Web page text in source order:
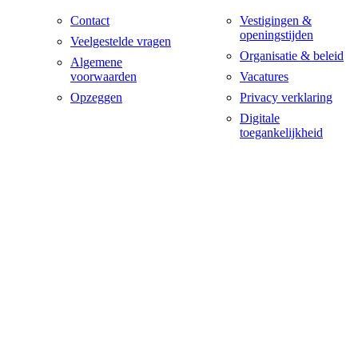
Contact
Veelgestelde vragen
Algemene
voorwaarden
Opzeggen
Vestigingen &
openingstijden
Organisatie & beleid
Vacatures
Privacy verklaring
Digitale
toegankelijkheid